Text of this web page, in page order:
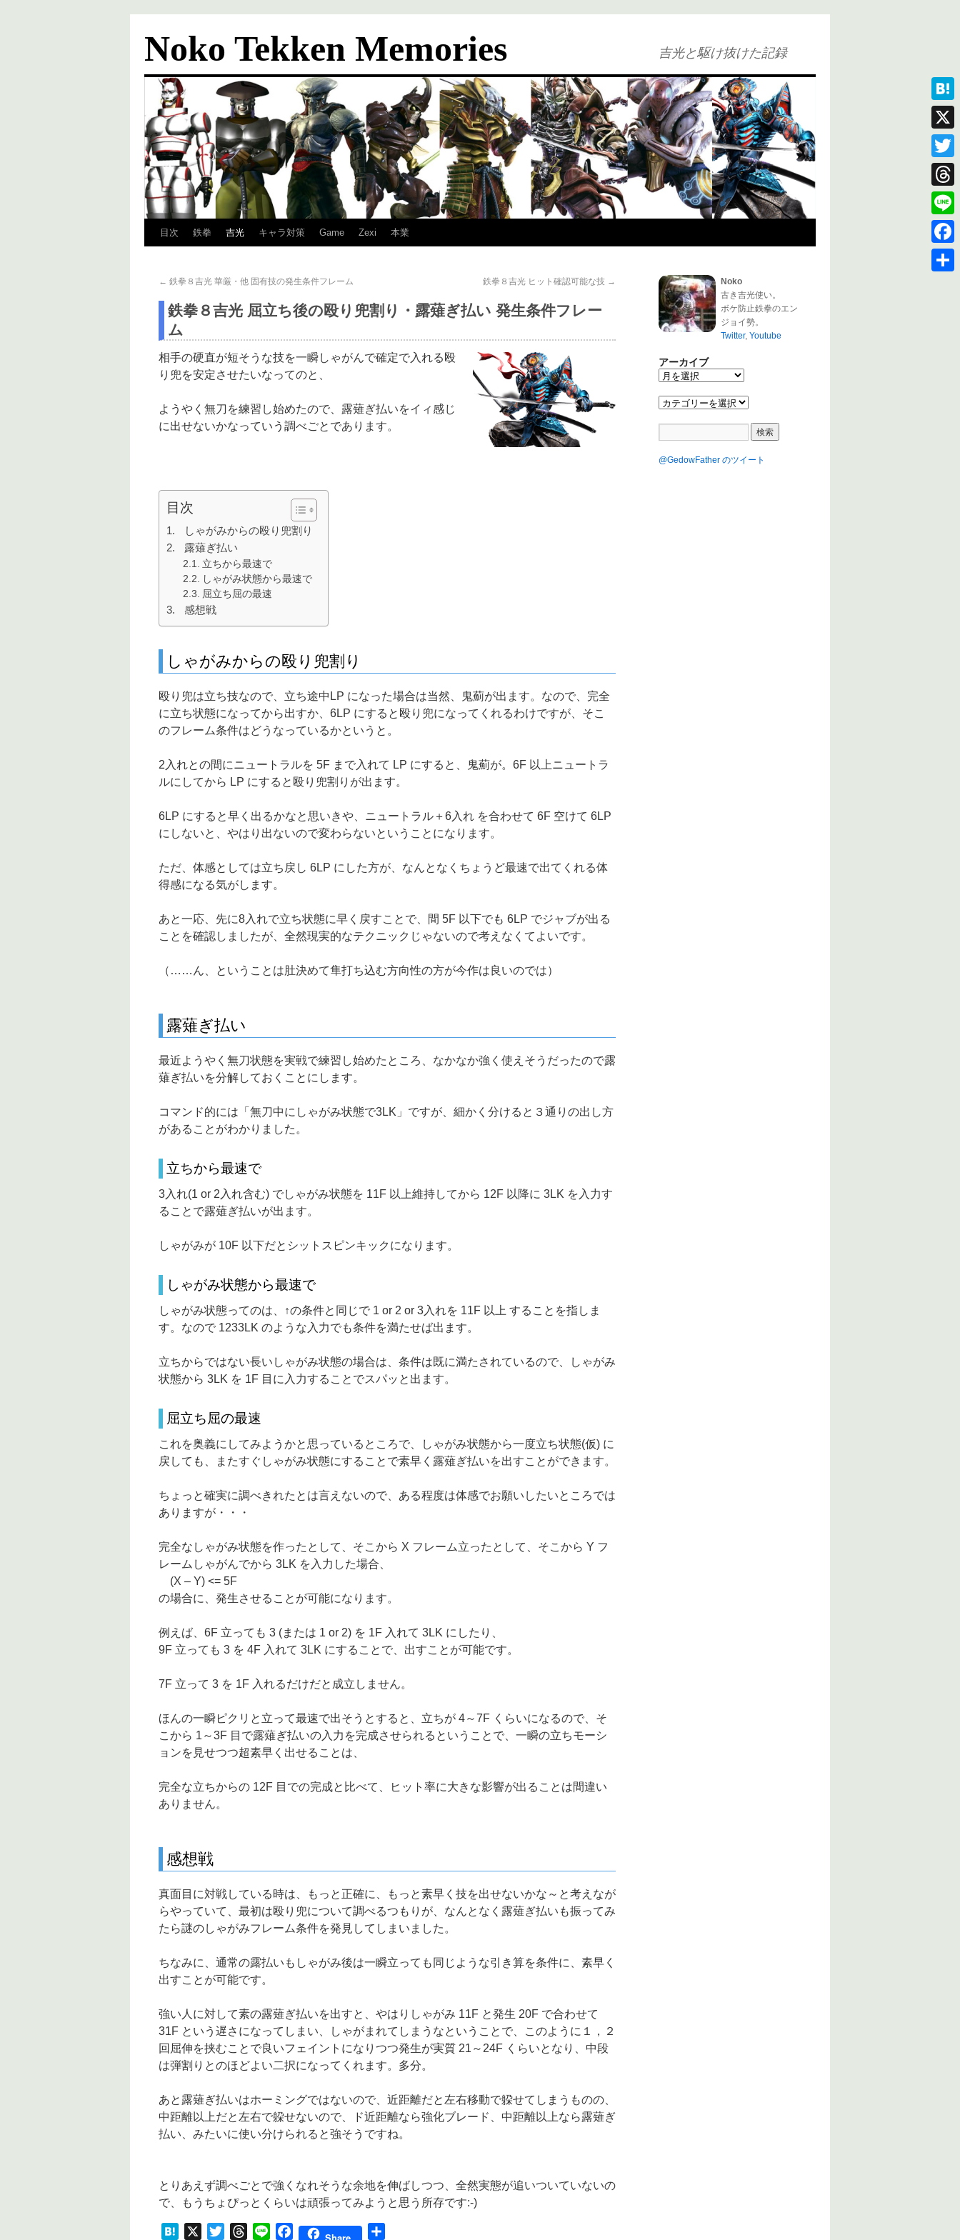
Noko Tekken Memories 吉光と駆け抜けた記録
目次 鉄拳 吉光 キャラ対策 Game Zexi 本業
← 鉄拳８吉光 華厳・他 固有技の発生条件フレーム 鉄拳８吉光 ヒット確認可能な技 →
鉄拳８吉光 屈立ち後の殴り兜割り・露薙ぎ払い 発生条件フレー
ム
相手の硬直が短そうな技を一瞬しゃがんで確定で入れる殴
り兜を安定させたいなってのと、
ようやく無刀を練習し始めたので、露薙ぎ払いをイィ感じ
に出せないかなっていう調べごとであります。
目次
しゃがみからの殴り兜割り
露薙ぎ払い
立ちから最速で
しゃがみ状態から最速で
屈立ち屈の最速
感想戦
しゃがみからの殴り兜割り
殴り兜は立ち技なので、立ち途中LP になった場合は当然、鬼薊が出ます。なので、完全
に立ち状態になってから出すか、6LP にすると殴り兜になってくれるわけですが、そこ
のフレーム条件はどうなっているかというと。
2入れとの間にニュートラルを 5F まで入れて LP にすると、鬼薊が。6F 以上ニュートラ
ルにしてから LP にすると殴り兜割りが出ます。
6LP にすると早く出るかなと思いきや、ニュートラル＋6入れ を合わせて 6F 空けて 6LP
にしないと、やはり出ないので変わらないということになります。
ただ、体感としては立ち戻し 6LP にした方が、なんとなくちょうど最速で出てくれる体
得感になる気がします。
あと一応、先に8入れで立ち状態に早く戻すことで、間 5F 以下でも 6LP でジャブが出る
ことを確認しましたが、全然現実的なテクニックじゃないので考えなくてよいです。
（……ん、ということは肚決めて隼打ち込む方向性の方が今作は良いのでは）
露薙ぎ払い
最近ようやく無刀状態を実戦で練習し始めたところ、なかなか強く使えそうだったので露
薙ぎ払いを分解しておくことにします。
コマンド的には「無刀中にしゃがみ状態で3LK」ですが、細かく分けると３通りの出し方
があることがわかりました。
立ちから最速で
3入れ(1 or 2入れ含む) でしゃがみ状態を 11F 以上維持してから 12F 以降に 3LK を入力す
ることで露薙ぎ払いが出ます。
しゃがみが 10F 以下だとシットスピンキックになります。
しゃがみ状態から最速で
しゃがみ状態ってのは、↑の条件と同じで 1 or 2 or 3入れを 11F 以上 することを指しま
す。なので 1233LK のような入力でも条件を満たせば出ます。
立ちからではない長いしゃがみ状態の場合は、条件は既に満たされているので、しゃがみ
状態から 3LK を 1F 目に入力することでスパッと出ます。
屈立ち屈の最速
これを奥義にしてみようかと思っているところで、しゃがみ状態から一度立ち状態(仮) に
戻しても、またすぐしゃがみ状態にすることで素早く露薙ぎ払いを出すことができます。
ちょっと確実に調べきれたとは言えないので、ある程度は体感でお願いしたいところでは
ありますが・・・
完全なしゃがみ状態を作ったとして、そこから X フレーム立ったとして、そこから Y フ
レームしゃがんでから 3LK を入力した場合、
(X – Y) <= 5F
の場合に、発生させることが可能になります。
例えば、6F 立っても 3 (または 1 or 2) を 1F 入れて 3LK にしたり、
9F 立っても 3 を 4F 入れて 3LK にすることで、出すことが可能です。
7F 立って 3 を 1F 入れるだけだと成立しません。
ほんの一瞬ピクリと立って最速で出そうとすると、立ちが 4～7F くらいになるので、そ
こから 1～3F 目で露薙ぎ払いの入力を完成させられるということで、一瞬の立ちモーシ
ョンを見せつつ超素早く出せることは、
完全な立ちからの 12F 目での完成と比べて、ヒット率に大きな影響が出ることは間違い
ありません。
感想戦
真面目に対戦している時は、もっと正確に、もっと素早く技を出せないかな～と考えなが
らやっていて、最初は殴り兜について調べるつもりが、なんとなく露薙ぎ払いも振ってみ
たら謎のしゃがみフレーム条件を発見してしまいました。
ちなみに、通常の露払いもしゃがみ後は一瞬立っても同じような引き算を条件に、素早く
出すことが可能です。
強い人に対して素の露薙ぎ払いを出すと、やはりしゃがみ 11F と発生 20F で合わせて
31F という遅さになってしまい、しゃがまれてしまうなということで、このように１，２
回屈伸を挟むことで良いフェイントになりつつ発生が実質 21～24F くらいとなり、中段
は弾割りとのほどよい二択になってくれます。多分。
あと露薙ぎ払いはホーミングではないので、近距離だと左右移動で躱せてしまうものの、
中距離以上だと左右で躱せないので、ド近距離なら強化ブレード、中距離以上なら露薙ぎ
払い、みたいに使い分けられると強そうですね。
とりあえず調べごとで強くなれそうな余地を伸ばしつつ、全然実態が追いついていないの
で、もうちょぴっとくらいは頑張ってみようと思う所存です:-)
Hatena TwitterThreads
Line FacebookShare
Noko
古き吉光使い。
ボケ防止鉄拳のエン
ジョイ勢。
Twitter,Youtube
アーカイブ
@GedowFather のツイート
Hatena
X
Twitter
Line